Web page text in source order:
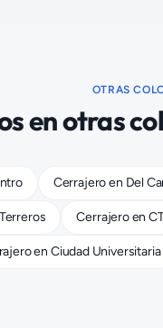
OTRAS
en otras
Cerrajeroen Del
Cerrajeroen
en Ciudad Universitaria